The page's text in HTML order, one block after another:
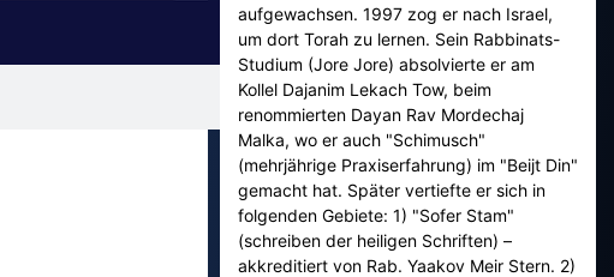
aufgewachsen. 1997 zog er nach Israel,
um dort Torah zu lernen. Sein Rabbinats-
Studium (Jore Jore) absolvierte er am
Kollel Dajanim Lekach Tow, beim
renommierten Dayan Rav Mordechaj
Malka, wo er auch "Schimusch"
(mehrjährige Praxiserfahrung) im "Beijt Din"
gemacht hat. Später vertiefte er sich in
folgenden Gebiete: 1) "Sofer Stam"
(schreiben der heiligen Schriften) –
akkreditiert von Rab. Yaakov Meir Stern. 2)